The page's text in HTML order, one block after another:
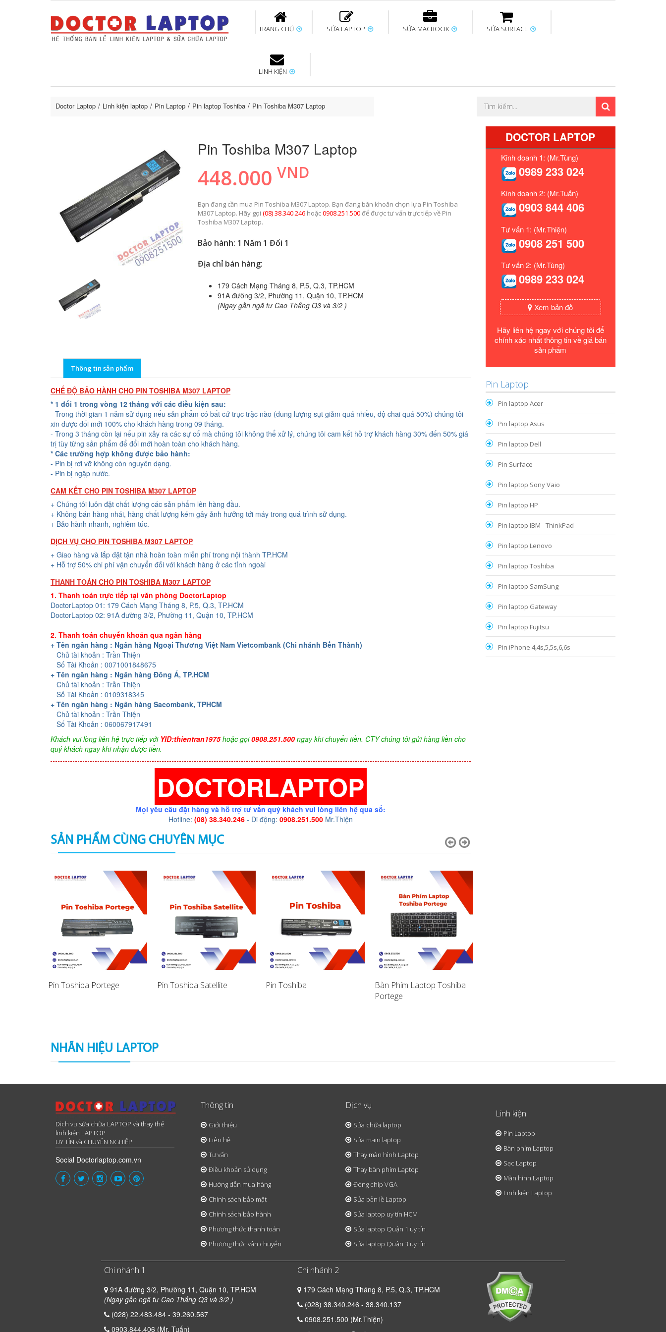
TRANG CHỦ SỬA LAPTOP
Sửa Laptop uy tín Thay bàn phím Thay màn hình Thay Pin Laptop
SỬA MACBOOK
Sửa Macbook uy tín Thay pin Macbook Thay màn hình Thay bàn phím
SỬA SURFACE
Thay pin Surface Sửa Surface không Thay sạc Surface Sửa Mainboard
LINH KIỆN
Doctor Laptop Linh kiện laptop Pin Laptop Pin laptop Toshiba Pin Toshiba M307 Laptop
Pin Toshiba M307 Laptop
448.000 VND
Bạn đang cần mua Pin Toshiba M307 Laptop. Bạn đang băn khoăn chọn lựa Pin Toshiba
M307 Laptop. Hãy gọi(08) 38.340.246 hoặc0908.251.500để được tư vấn trực tiếp về Pin
Toshiba M307 Laptop.
Bảo hành: 1 Năm 1 Đổi 1
Địa chỉ bán hàng:
179 Cách Mạng Tháng 8, P.5, Q.3, TP.HCM
91A đường 3/2, Phường 11, Quận 10, TP.HCM
(Ngay gần ngã tư Cao Thắng Q3 và 3/2 )
Thông tin sản phẩm
CHẾ ĐỘ BẢO HÀNH CHO PIN TOSHIBA M307 LAPTOP
* 1 đổi 1 trong vòng 12 tháng với các điều kiện sau:
- Trong thời gian 1 năm sử dụng nếu sản phẩm có bất cứ trục trặc nào (dung lượng sụt giảm quá nhiều, độ chai quá 50%) chúng tôi
xin được đổi mới 100% cho khách hàng trong 09 tháng.
- Trong 3 tháng còn lại nếu pin xảy ra các sự cố mà chúng tôi không thể xử lý, chúng tôi cam kết hỗ trợ khách hàng 30% đến 50% giá
trị tùy từng sản phẩm để đổi mới hoàn toàn cho khách hàng.
* Các trường hợp không được bảo hành:
- Pin bị rơi vỡ không còn nguyên dạng.
- Pin bị ngập nước.
CAM KẾT CHO PIN TOSHIBA M307 LAPTOP
+ Chúng tôi luôn đặt chất lượng các sản phẩm lên hàng đầu.
+ Không bán hàng nhái, hàng chất lượng kém gây ảnh hưởng tới máy trong quá trình sử dụng.
+ Bảo hành nhanh, nghiêm túc.
DỊCH VỤ CHO PIN TOSHIBA M307 LAPTOP
+ Giao hàng và lắp đặt tận nhà hoàn toàn miễn phí trong nội thành TP.HCM
+ Hỗ trợ 50% chi phí vận chuyển đối với khách hàng ở các tỉnh ngoài
THANH TOÁN CHO PIN TOSHIBA M307 LAPTOP
1. Thanh toán trực tiếp tại văn phòng DoctorLaptop
DoctorLaptop 01: 179 Cách Mạng Tháng 8, P.5, Q.3, TP.HCM
DoctorLaptop 02: 91A đường 3/2, Phường 11, Quận 10, TP.HCM
2. Thanh toán chuyển khoản qua ngân hàng
+ Tên ngân hàng : Ngân hàng Ngoại Thương Việt Nam Vietcombank (Chi nhánh Bến Thành)
Chủ tài khoản : Trần Thiện
Số Tài Khoản : 0071001848675
+ Tên ngân hàng : Ngân hàng Đông Á, TP.HCM
Chủ tài khoản : Trần Thiện
Số Tài Khoản : 0109318345
+ Tên ngân hàng : Ngân hàng Sacombank, TPHCM
Chủ tài khoản : Trần Thiện
Số Tài Khoản : 060067917491
Khách vui lòng liên hệ trực tiếp với YID:thientran1975hoặc gọi0908.251.500 ngay khi chuyển tiền. CTY chúng tôi gửi hàng liền cho
quý khách ngay khi nhận được tiền.
DOCTORLAPTOP
Mọi yêu cầu đặt hàng và hỗ trợ tư vấn quý khách vui lòng liên hệ qua số:
Hotline: (08) 38.340.246- Di động: 0908.251.500Mr.Thiện
SẢN PHẨM CÙNG CHUYÊN MỤC
Pin Toshiba Portege Pin Toshiba Satellite Pin Toshiba
Bàn Phím Laptop Toshiba
Portege
DOCTOR LAPTOP
Kinh doanh 1: (Mr.Tùng)
0989 233 024
Kinh doanh 2: (Mr.Tuấn)
0903 844 406
Tư vấn 1: (Mr.Thiện)
0908 251 500
Tư vấn 2: (Mr.Tùng)
0989 233 024
Xem bản đồ
Hãy liên hệ ngay với chúng tôi để
chính xác nhất thông tin về giá bán
sản phẩm
Pin Laptop
Pin laptop Acer
Pin laptop Asus
Pin laptop Dell
Pin Surface
Pin laptop Sony Vaio
Pin laptop HP
Pin laptop IBM - ThinkPad
Pin laptop Lenovo
Pin laptop Toshiba
Pin laptop SamSung
Pin laptop Gateway
Pin laptop Fujitsu
Pin iPhone 4,4s,5,5s,6,6s
NHÃN HIỆU LAPTOP
Dịch vụ sửa chữa LAPTOP và thay thế
linh kiện LAPTOP
UY TÍN và CHUYÊN NGHIỆP
Social Doctorlaptop.com.vn
Thông tin
Giới thiệu
Liên hệ
Tư vấn
Điều khoản sử dụng
Hướng dẫn mua hàng
Chính sách bảo mật
Chính sách bảo hành
Phương thức thanh toán
Phương thức vận chuyển
Dịch vụ
Sửa chữa laptop
Sửa main laptop
Thay màn hình Laptop
Thay bàn phím Laptop
Đóng chip VGA
Sửa bản lề Laptop
Sửa laptop uy tín HCM
Sửa laptop Quận 1 uy tín
Sửa laptop Quận 3 uy tín
Linh kiện
Pin Laptop
Bàn phím Laptop
Sạc Laptop
Màn hình Laptop
Linh kiện Laptop
Chi nhánh 1
91A đường 3/2, Phường 11, Quận 10, TP.HCM
(Ngay gần ngã tư Cao Thắng Q3 và 3/2 )
(028) 22.483.484 - 39.260.567
0903.844.406 (Mr. Tuấn)
Chi nhánh 2
179 Cách Mạng Tháng 8, P.5, Q.3, TP.HCM
(028) 38.340.246 - 38.340.137
0908.251.500 (Mr.Thiện)